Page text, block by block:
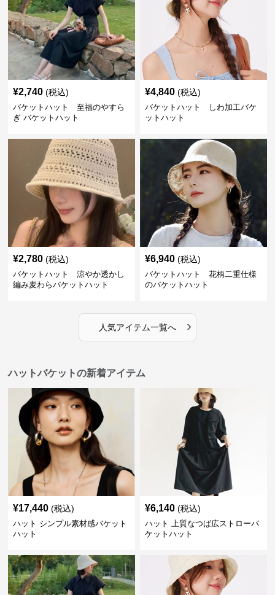
¥2,740 (税込)
バケットハット 至福のやすら
ぎ バケットハット
¥4,840 (税込)
バケットハット しわ加工バケ
ットハット
¥2,780 (税込)
バケットハット 涼やか透かし
編み麦わらバケットハット
¥6,940 (税込)
バケットハット 花柄二重仕様
のバケットハット
人気アイテム一覧へ ›
ハットバケットの新着アイテム
¥17,440 (税込)
ハット シンプル素材感バケット
ハット
¥6,140 (税込)
ハット 上質なつば広ストローバ
ケットハット